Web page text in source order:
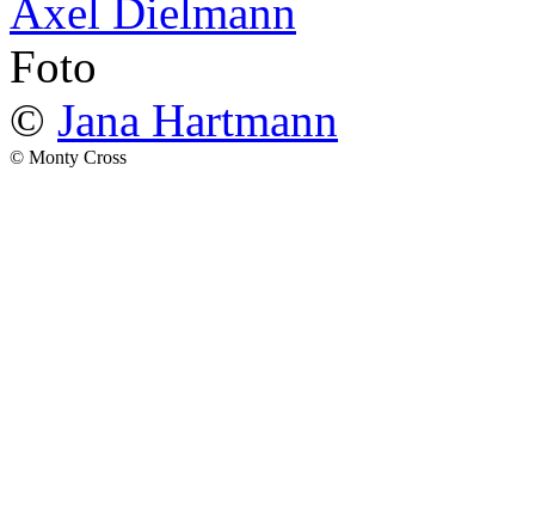
Axel Dielmann
Foto
© Jana Hartmann
© Monty Cross